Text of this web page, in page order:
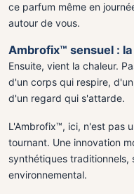
ce parfum même en
autour de vous.
Ambrofix™ sensuel :
Ensuite, vient la chaleur.
d'un corps qui respire,
d'un regard qui s'attarde.
L'Ambrofix™, ici, n'est pas
tournant. Une innovation
synthétiques
environnemental.